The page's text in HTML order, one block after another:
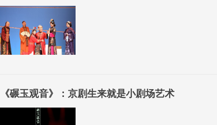
《碾玉观音》：京剧生来就是小剧场艺术